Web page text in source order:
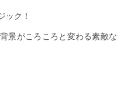
ック！
景がころころと変わる素敵な